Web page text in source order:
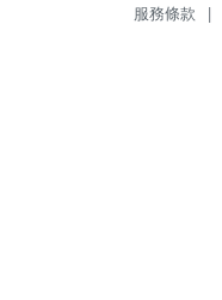
服務條款 |